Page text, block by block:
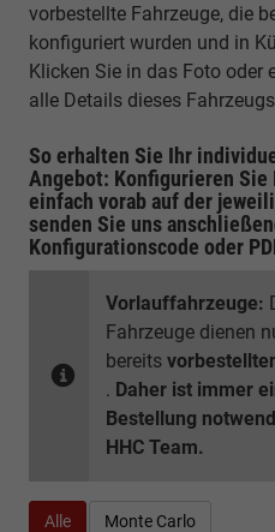
vorbestellte Fahrzeuge, die
konfiguriert wurden und in
Klicken Sie in das Foto oder
alle Details dieses
So erhalten Sie Ihr
Angebot: Konfigurieren Sie
einfach vorab auf der
senden Sie uns
Konfigurationscode oder
Vorlauffahrzeuge:
Fahrzeuge dienen
bereits
. Daher ist immer
Bestellung
HHC Team.
Alle Monte Carlo